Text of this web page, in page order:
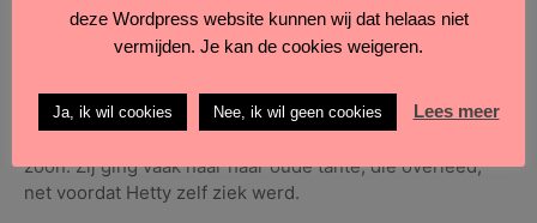
mooie tuin met veel liefde. Ik kocht dezelfde heuchera
met oranje blad die in haar voortuin stond en kreeg een
stekje van een bijzondere plant met driehoekige
de klompenpaden en bij de Donderberggroep. Hetty was
zoon. Zij ging vaak naar haar oude tante, die overleed,
net voordat Hetty zelf ziek werd.
deze Wordpress website kunnen wij dat helaas niet
vermijden. Je kan de cookies weigeren.
Ja, ik wil cookies Nee, ik wil geen cookies Lees meer